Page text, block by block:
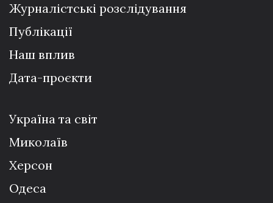
Журналістські розслідування
Публікації
Наш вплив
Дата-проєкти
Україна та світ
Миколаїв
Херсон
Одеса